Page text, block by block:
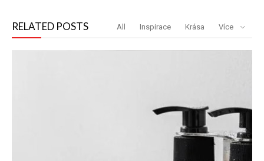
RELATED POSTS All Inspirace Krása Více